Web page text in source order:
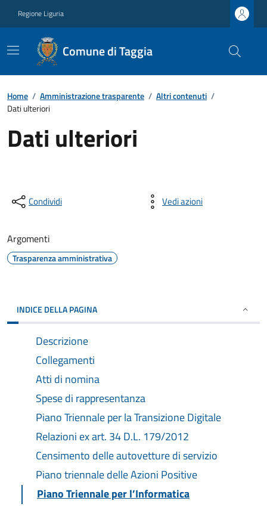
Regione Liguria
Comune di Taggia
Home / Amministrazione trasparente / Altri contenuti /
Dati ulteriori
Dati ulteriori
Condividi Vedi azioni
Argomenti
Trasparenza amministrativa
INDICE DELLA PAGINA
Descrizione
Collegamenti
Atti di nomina
Spese di rappresentanza
Piano Triennale per la Transizione Digitale
Relazioni ex art. 34 D.L. 179/2012
Censimento delle autovetture di servizio
Piano triennale delle Azioni Positive
Piano Triennale per l’Informatica